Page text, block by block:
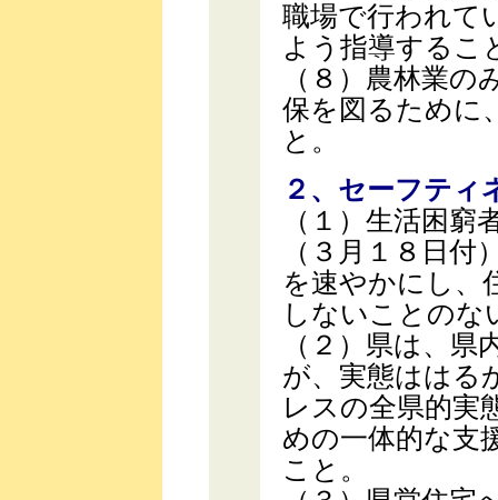
職場で行われて
よう指導するこ
（８）農林業
保を図るために
と。
２、セーフティ
（１）生活困
（３月１８日
を速やかにし、
しないことのな
（２）県は、
が、実態ははる
レスの全県的実
めの一体的な支
こと。